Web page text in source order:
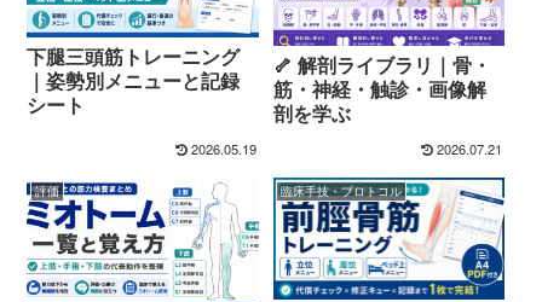
下腿三頭筋トレーニング
｜姿勢別メニューと記録
シート
2026.05.19
🦴 解剖ライブラリ｜骨・
筋・神経・触診・画像解
剖を学ぶ
2026.07.21
評価 臨床手技・プロトコル